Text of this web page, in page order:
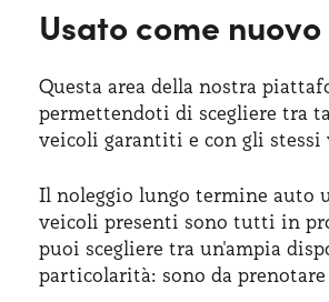
Usato come
Questa area della nostra
permettendoti di scegliere tra
veicoli garantiti e con gli
Il noleggio lungo termine auto
veicoli presenti sono tutti in
puoi scegliere tra un'ampia
particolarità: sono da